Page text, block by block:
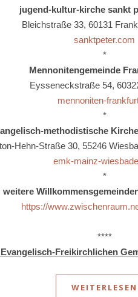
jugend-kultur-kirche sankt
Bleichstraße 33, 60131
sanktpeter.com
*
Mennonitengemeinde
Eysseneckstraße 54,
mennoniten-
*
methodistische
Hehn-Straße 30, 55246
emk-mainz-
*
weitere
https://
****
Freikirchlichen
WEITERLESEN